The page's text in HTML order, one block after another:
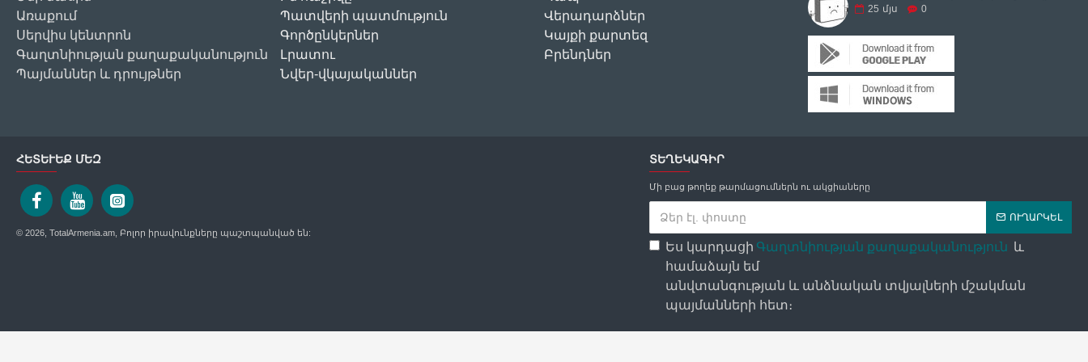
Առաքում
Սերվիս կենտրոն
Գաղտնիության քաղաքականություն
Պայմաններ և դրույթներ
Պատվերի պատմություն
Գործընկերներ
Լրատու
Նվեր-վկայականներ
Վերադարձներ
Կայքի քարտեզ
Բրենդներ
25 մյս 0
ՀԵՏԵՒԵՔ ՄԵԶ
© 2026, TotalArmenia.am, Բոլոր իրավունքները պաշտպանված են:
ՏԵՂԵԿԱԳԻՐ
Մի բաց թողեք թարմացումներն ու ակցիաները
ՈՒՂԱՐԿԵԼ
Ես կարդացի Գաղտնիության քաղաքականություն և
համաձայն եմ
անվտանգության և անձնական տվյալների մշակման
պայմանների հետ։